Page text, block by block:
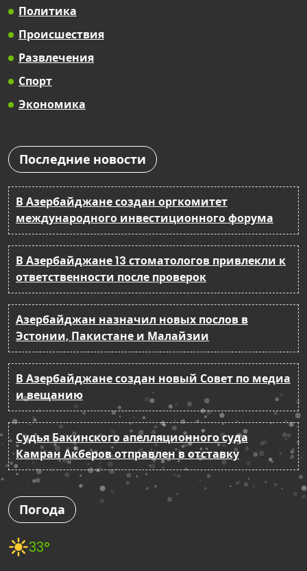
Политика
Происшествия
Развлечения
Спорт
Экономика
Последние новости
В Азербайджане создан оргкомитет
международного инвестиционного форума
В Азербайджане 13 стоматологов привлекли к
ответственности после проверок
Азербайджан назначил новых послов в
Эстонии, Пакистане и Малайзии
В Азербайджане создан новый Совет по медиа
и вещанию
Судья Бакинского апелляционного суда
Камран Акберов отправлен в отставку
Погода
33°